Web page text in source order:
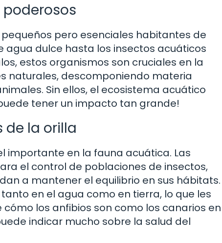
pero esenciales habitantes de
agua dulce hasta los insectos acuáticos
estos organismos son cruciales en la
naturales, descomponiendo materia
Sin ellos, el ecosistema acuático
tener un impacto tan grande!
de la orilla
importante en la fauna acuática. Las
el control de poblaciones de insectos,
a mantener el equilibrio en sus hábitats.
en el agua como en tierra, lo que les
los anfibios son como los canarios en
indicar mucho sobre la salud del